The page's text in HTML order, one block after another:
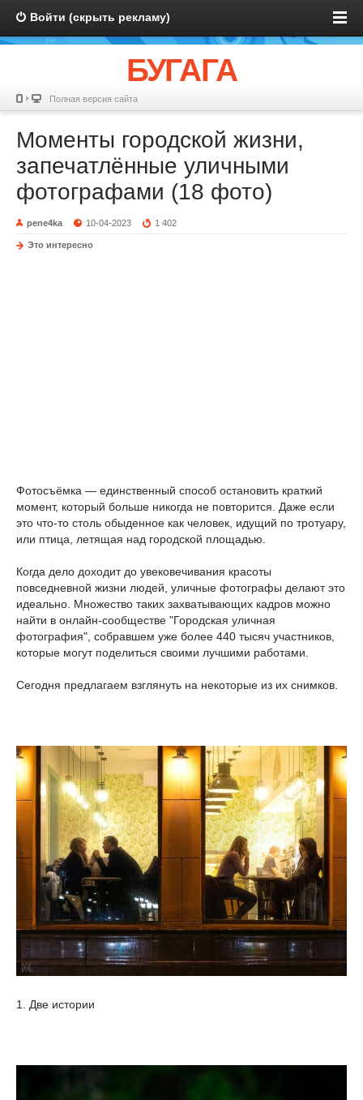
Войти (скрыть рекламу)
БУГАГА
Полная версия сайта
Моменты городской жизни,
запечатлённые уличными
фотографами (18 фото)
pene4ka 10-04-2023 1 402
Это интересно
Фотосъёмка — единственный способ остановить краткий
момент, который больше никогда не повторится. Даже если
это что-то столь обыденное как человек, идущий по тротуару,
или птица, летящая над городской площадью.
Когда дело доходит до увековечивания красоты
повседневной жизни людей, уличные фотографы делают это
идеально. Множество таких захватывающих кадров можно
найти в онлайн-сообществе "Городская уличная
фотография", собравшем уже более 440 тысяч участников,
которые могут поделиться своими лучшими работами.
Сегодня предлагаем взглянуть на некоторые из их снимков.
1. Две истории